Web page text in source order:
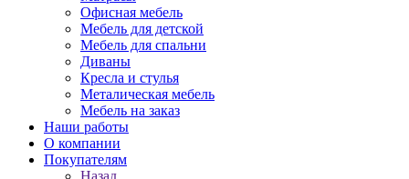
Офисная мебель
Мебель для детской
Мебель для спальни
Диваны
Кресла и стулья
Металическая мебель
Мебель на заказ
Наши работы
О компании
Покупателям
Назад